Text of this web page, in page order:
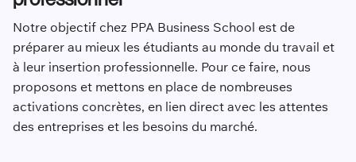
Notre objectif chez PPA Business School est de
préparer au mieux les étudiants au monde du travail et
à leur insertion professionnelle. Pour ce faire, nous
proposons et mettons en place de nombreuses
activations concrètes, en lien direct avec les attentes
des entreprises et les besoins du marché.